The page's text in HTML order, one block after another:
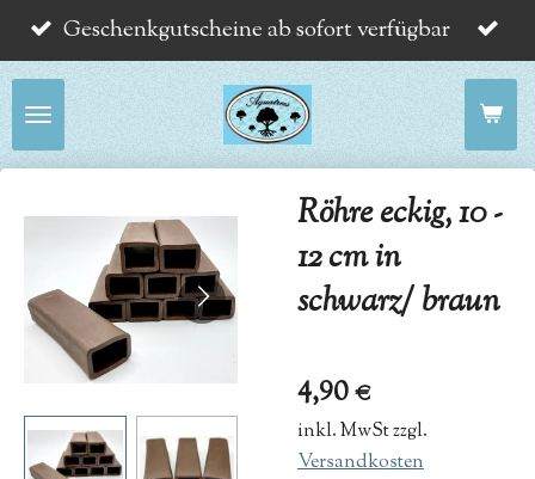
Zum
Hauptinhalt
springen
Geschenkgutscheine ab sofort verfügbar
Röhre eckig, 10 -
12 cm in
schwarz/ braun
4,90 €
inkl. MwSt zzgl.
Versandkosten